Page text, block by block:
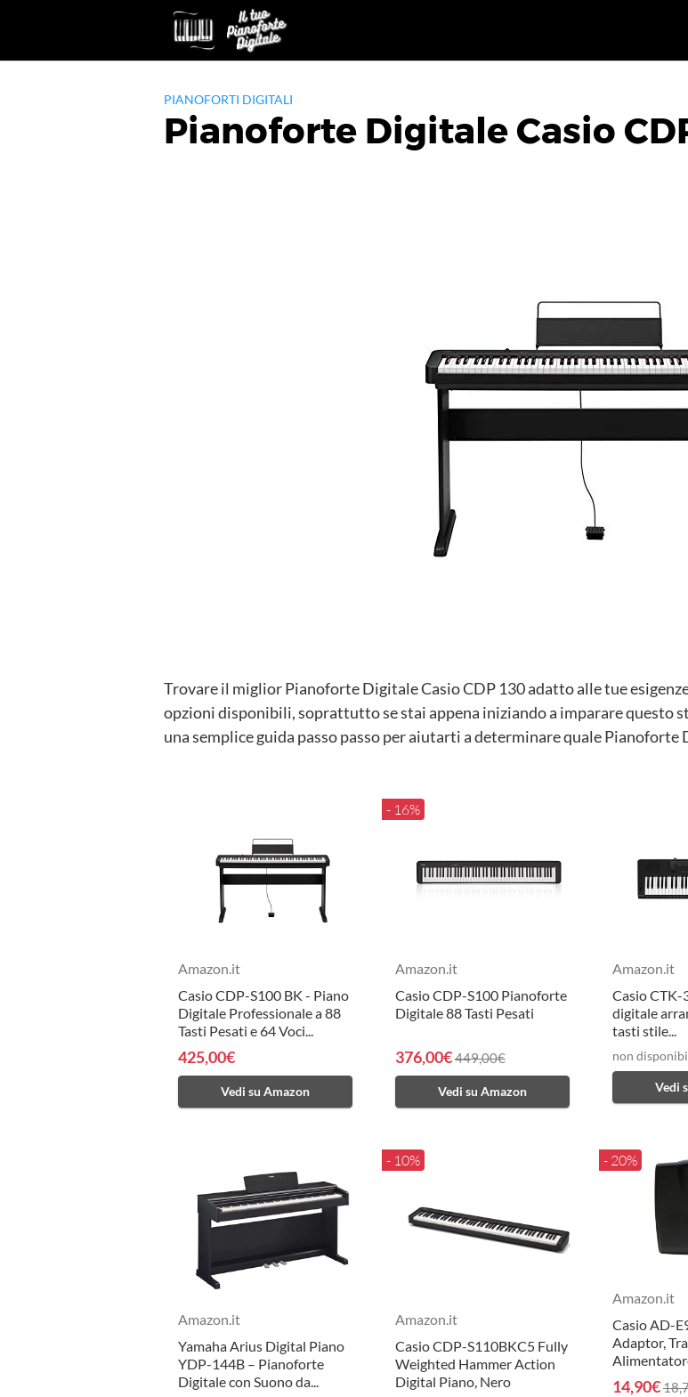
PIANOFORTI DIGITALI
Pianoforte Digitale Casio
Trovare il miglior Pianoforte Digitale Casio CDP 130 adatto alle tue
opzioni disponibili, soprattutto se stai appena iniziando a imparare questo
una semplice guida passo passo per aiutarti a determinare quale
Amazon.it
Casio CDP-S100 BK - Piano
Digitale Professionale a 88
Tasti Pesati e 64 Voci...
425,00€
Vedi su Amazon
- 16%
Amazon.it
Casio CDP-S100 Pianoforte
Digitale 88 Tasti Pesati
376,00€449,00€
Vedi su Amazon
Amazon.it
Casio CTK-
digitale
tasti stile...
non
Vedi
Amazon.it
Yamaha Arius Digital Piano
YDP-144B – Pianoforte
Digitale con Suono da...
- 10%
Amazon.it
Casio CDP-S110BKC5 Fully
Weighted Hammer Action
Digital Piano, Nero
- 20%
Amazon.it
Casio AD-
Adaptor,
14,90€